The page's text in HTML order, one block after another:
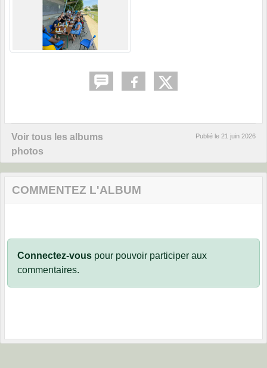
Voir tous les albums
photos
Publié le 21 juin 2026
COMMENTEZ L'ALBUM
Connectez-vous pour pouvoir participer aux
commentaires.